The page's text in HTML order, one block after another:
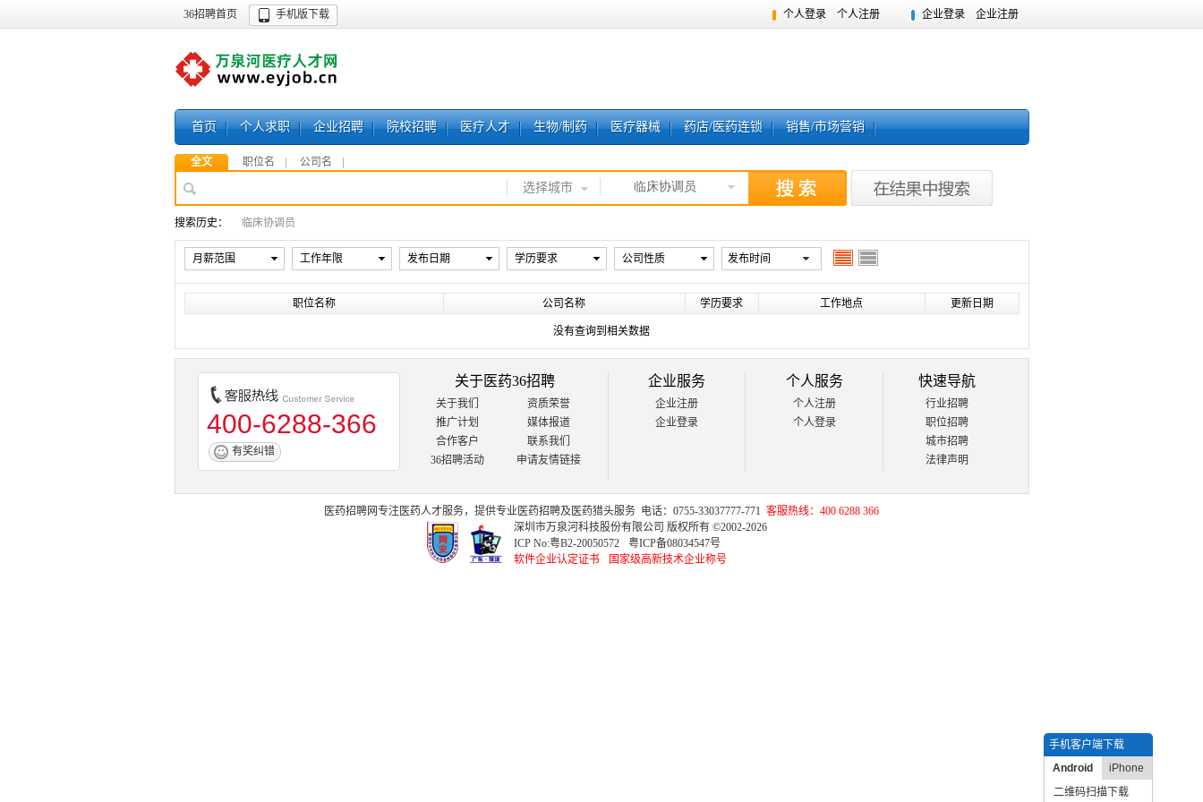
手机客户端下载
Android
iPhone
二维码扫描下载
36招聘首页 手机版下载 个人登录 个人注册 企业登录 企业注册
首页 个人求职 企业招聘 院校招聘 医疗人才 生物/制药 医疗器械 药店/医药连锁 销售/市场营销
全文 职位名 公司名
选择城市 临床协调员
搜索历史： 临床协调员
月薪范围 工作年限 发布日期 学历要求 公司性质 发布时间
职位名称 公司名称 学历要求 工作地点 更新日期
没有查询到相关数据
400-6288-366
有奖纠错
关于医药36招聘
关于我们
资质荣誉
推广计划
媒体报道
合作客户
联系我们
36招聘活动
申请友情链接
企业服务
企业注册
企业登录
个人服务
个人注册
个人登录
快速导航
行业招聘
职位招聘
城市招聘
法律声明
医药招聘网专注医药人才服务，提供专业医药招聘及 医药猎头服务 电话：0755-33037777-771 客服热线：400 6288 366
深圳市万泉河科技股份有限公司 版权所有 ©2002-2026
ICP No:粤B2-20050572
粤ICP备08034547号
软件企业认定证书
国家级高新技术企业称号